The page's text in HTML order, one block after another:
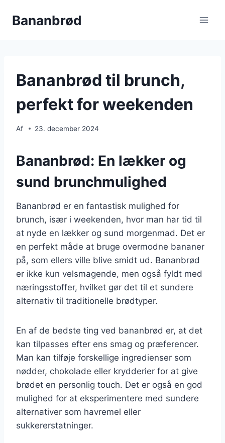
Bananbrød
Bananbrød til brunch,
perfekt for weekenden
Af 23. december 2024
Bananbrød: En lækker og
sund brunchmulighed
Bananbrød er en fantastisk mulighed for
brunch, især i weekenden, hvor man har tid til
at nyde en lækker og sund morgenmad. Det er
en perfekt måde at bruge overmodne bananer
på, som ellers ville blive smidt ud. Bananbrød
er ikke kun velsmagende, men også fyldt med
næringsstoffer, hvilket gør det til et sundere
alternativ til traditionelle brødtyper.
En af de bedste ting ved bananbrød er, at det
kan tilpasses efter ens smag og præferencer.
Man kan tilføje forskellige ingredienser som
nødder, chokolade eller krydderier for at give
brødet en personlig touch. Det er også en god
mulighed for at eksperimentere med sundere
alternativer som havremel eller
sukkererstatninger.